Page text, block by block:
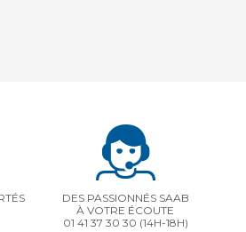
DES PASSIONNÉS SAAB
À VOTRE ÉCOUTE
01 41 37 30 30 (14H-18H)